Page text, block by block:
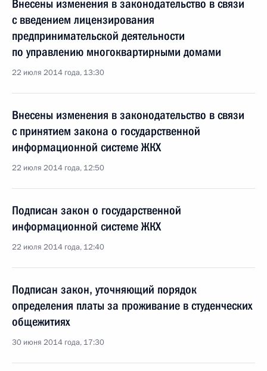
Внесены изменения в законодательство в связи
с введением лицензирования
предпринимательской деятельности
по управлению многоквартирными домами
22 июля 2014 года, 13:30
Внесены изменения в законодательство в связи
с принятием закона о государственной
информационной системе ЖКХ
22 июля 2014 года, 12:50
Подписан закон о государственной
информационной системе ЖКХ
22 июля 2014 года, 12:40
Подписан закон, уточняющий порядок
определения платы за проживание в студенческих
общежитиях
30 июня 2014 года, 17:30